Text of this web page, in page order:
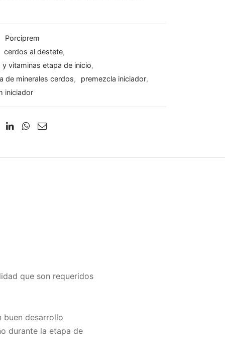
Porciprem
cerdos al destete,
y vitaminas etapa de inicio,
de minerales cerdos, premezcla iniciador,
iniciador
que son requeridos
buen desarrollo
durante la etapa de